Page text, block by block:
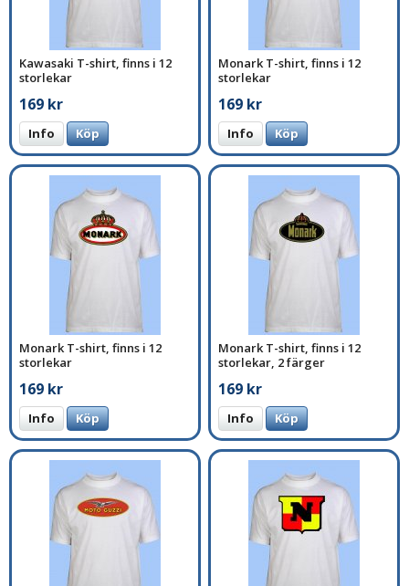
Kawasaki T-shirt, finns i 12
storlekar
169 kr
Info Köp
Monark T-shirt, finns i 12
storlekar
169 kr
Info Köp
Monark T-shirt, finns i 12
storlekar
169 kr
Info Köp
Monark T-shirt, finns i 12
storlekar, 2 färger
169 kr
Info Köp